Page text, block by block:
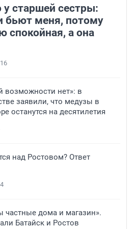
у старшей сестры:
бьют меня, потому
спокойная, а она
16
возможности нет»: в
заявили, что медузы в
останутся на десятилетия
над Ростовом? Ответ
частные дома и магазин».
Батайск и Ростов